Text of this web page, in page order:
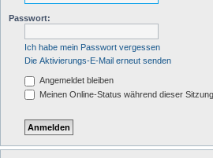
Passwort:
Ich habe mein Passwort vergessen
Die Aktivierungs-E-Mail erneut senden
Angemeldet bleiben
Meinen Online-Status während dieser